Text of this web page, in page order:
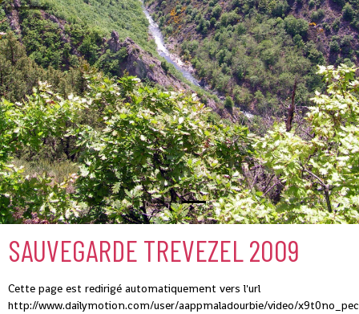
SAUVEGARDE TREVEZEL 2009
Cette page est redirigé automatiquement vers l'url
http://www.dailymotion.com/user/aappmaladourbie/video/